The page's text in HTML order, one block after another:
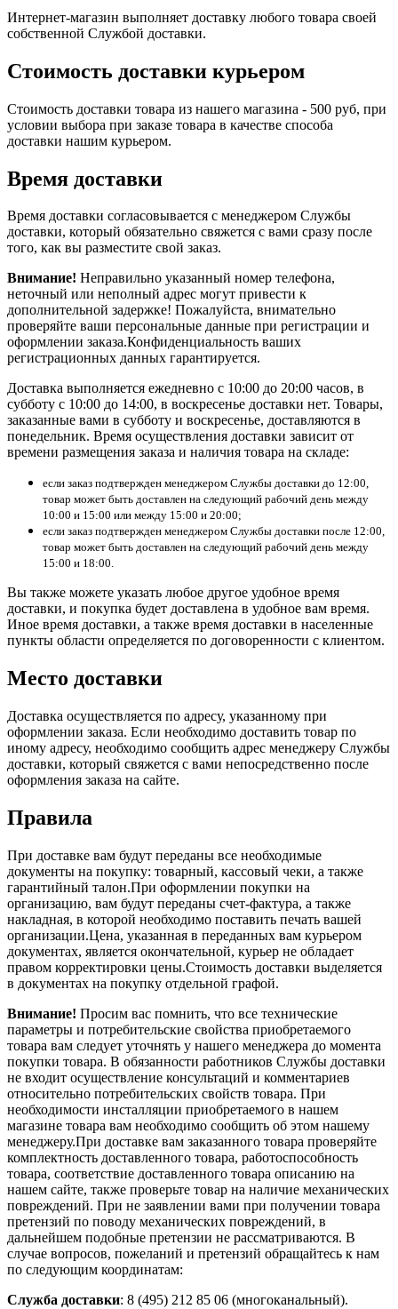
Интернет-магазин выполняет доставку любого товара своей
собственной Службой доставки.
Стоимость доставки курьером
Стоимость доставки товара из нашего магазина - 500 руб, при
условии выбора при заказе товара в качестве способа
доставки нашим курьером.
Время доставки
Время доставки согласовывается с менеджером Службы
доставки, который обязательно свяжется с вами сразу после
того, как вы разместите свой заказ.
Внимание! Неправильно указанный номер телефона,
неточный или неполный адрес могут привести к
дополнительной задержке! Пожалуйста, внимательно
проверяйте ваши персональные данные при регистрации и
оформлении заказа.Конфиденциальность ваших
регистрационных данных гарантируется.
Доставка выполняется ежедневно с 10:00 до 20:00 часов, в
субботу с 10:00 до 14:00, в воскресенье доставки нет. Товары,
заказанные вами в субботу и воскресенье, доставляются в
понедельник. Время осуществления доставки зависит от
времени размещения заказа и наличия товара на складе:
если заказ подтвержден менеджером Службы доставки до 12:00,
товар может быть доставлен на следующий рабочий день между
10:00 и 15:00 или между 15:00 и 20:00;
если заказ подтвержден менеджером Службы доставки после 12:00,
товар может быть доставлен на следующий рабочий день между
15:00 и 18:00.
Вы также можете указать любое другое удобное время
доставки, и покупка будет доставлена в удобное вам время.
Иное время доставки, а также время доставки в населенные
пункты области определяется по договоренности с клиентом.
Место доставки
Доставка осуществляется по адресу, указанному при
оформлении заказа. Если необходимо доставить товар по
иному адресу, необходимо сообщить адрес менеджеру Службы
доставки, который свяжется с вами непосредственно после
оформления заказа на сайте.
Правила
При доставке вам будут переданы все необходимые
документы на покупку: товарный, кассовый чеки, а также
гарантийный талон.При оформлении покупки на
организацию, вам будут переданы счет-фактура, а также
накладная, в которой необходимо поставить печать вашей
организации.Цена, указанная в переданных вам курьером
документах, является окончательной, курьер не обладает
правом корректировки цены.Стоимость доставки выделяется
в документах на покупку отдельной графой.
Внимание! Просим вас помнить, что все технические
параметры и потребительские свойства приобретаемого
товара вам следует уточнять у нашего менеджера до момента
покупки товара. В обязанности работников Службы доставки
не входит осуществление консультаций и комментариев
относительно потребительских свойств товара. При
необходимости инсталляции приобретаемого в нашем
магазине товара вам необходимо сообщить об этом нашему
менеджеру.При доставке вам заказанного товара проверяйте
комплектность доставленного товара, работоспособность
товара, соответствие доставленного товара описанию на
нашем сайте, также проверьте товар на наличие механических
повреждений. При не заявлении вами при получении товара
претензий по поводу механических повреждений, в
дальнейшем подобные претензии не рассматриваются. В
случае вопросов, пожеланий и претензий обращайтесь к нам
по следующим координатам:
Служба доставки: 8 (495) 212 85 06 (многоканальный).